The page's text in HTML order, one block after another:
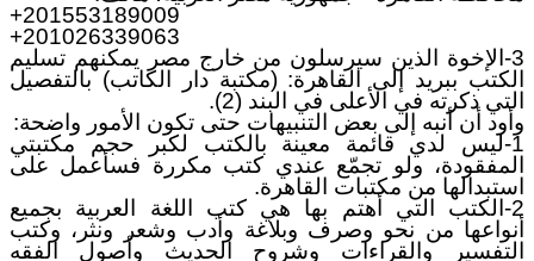
+201553189009
+201026339063
3-الإخوة الذين سيرسلون من خارج مصر يمكنهم تسليم
الكتب ببريد إلى القاهرة: (مكتبة دار الكاتب) بالتفصيل
التي ذكرته في الأعلى في البند (2).
وأود أن أنبه إلى بعض التنبيهات حتى تكون الأمور واضحة:
1-ليس لدي قائمة معينة بالكتب لكبر حجم مكتبتي
المفقودة، ولو تجمّع عندي كتب مكررة فسأعمل على
استبدالها من مكتبات القاهرة.
2-الكتب التي أهتم بها هي كتب اللغة العربية بجميع
أنواعها من نحو وصرف وبلاغة وأدب وشعر ونثر، وكتب
التفسير والقراءات وشروح الحديث وأصول الفقه